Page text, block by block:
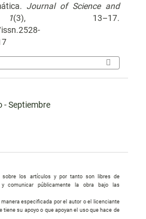
Journal of Science and
1(3), 13–17.
- Septiembre
sobre los artículos y por tanto son libres de
y comunicar públicamente la obra bajo las
especificada por el autor o el licenciante
tiene su apoyo o que apoyan el uso que hace de